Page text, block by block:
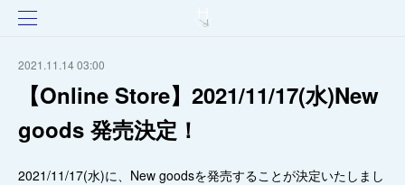
2021.11.14 03:00
【Online Store】2021/11/17(水)New
goods 発売決定！
2021/11/17(水)に、New goodsを発売することが決定いたしまし